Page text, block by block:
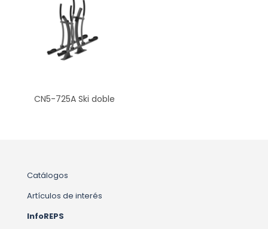
CN5-725A Ski doble
Catálogos
Artículos de interés
InfoREPS